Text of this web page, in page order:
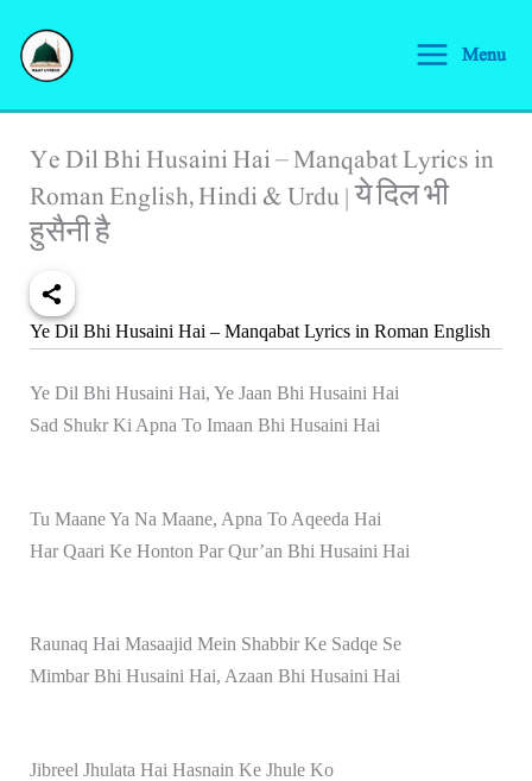
content
Menu
Ye Dil Bhi Husaini Hai – Manqabat Lyrics in
Roman English, Hindi & Urdu | ये दिल भी
हुसैनी है
Ye Dil Bhi Husaini Hai – Manqabat Lyrics in Roman English
Ye Dil Bhi Husaini Hai, Ye Jaan Bhi Husaini Hai
Sad Shukr Ki Apna To Imaan Bhi Husaini Hai
Tu Maane Ya Na Maane, Apna To Aqeeda Hai
Har Qaari Ke Honton Par Qur’an Bhi Husaini Hai
Raunaq Hai Masaajid Mein Shabbir Ke Sadqe Se
Mimbar Bhi Husaini Hai, Azaan Bhi Husaini Hai
Jibreel Jhulata Hai Hasnain Ke Jhule Ko
e
h